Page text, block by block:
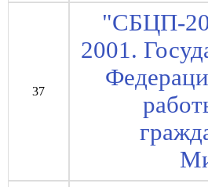
37
"СБЦП-
2001.